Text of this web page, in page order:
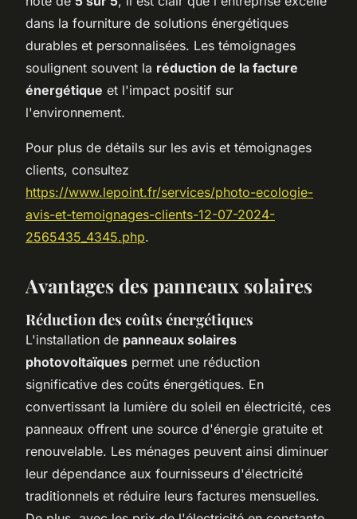
dans la fourniture de solutions énergétiques
durables et personnalisées. Les témoignages
soulignent souvent la réduction de la facture
énergétique et l'impact positif sur
l'environnement.
Pour plus de détails sur les avis et témoignages
clients, consultez
https://www.lepoint.fr/services/photo-ecologie-
avis-et-temoignages-clients-12-07-2024-
2565435_4345.php.
Avantages des panneaux solaires
Réduction des coûts énergétiques
L'installation de panneaux solaires
photovoltaïques permet une réduction
significative des coûts énergétiques. En
convertissant la lumière du soleil en électricité, ces
panneaux offrent une source d'énergie gratuite et
renouvelable. Les ménages peuvent ainsi diminuer
leur dépendance aux fournisseurs d'électricité
traditionnels et réduire leurs factures mensuelles.